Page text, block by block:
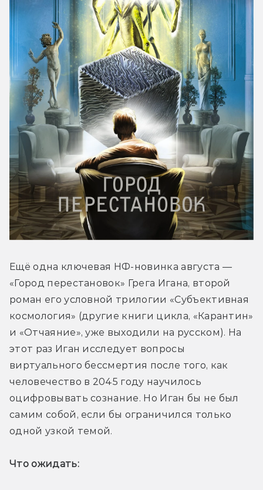
Ещё одна ключевая НФ-новинка августа —
«Город перестановок» Грега Игана, второй
роман его условной трилогии «Субъективная
космология» (другие книги цикла, «Карантин»
и «Отчаяние», уже выходили на русском). На
этот раз Иган исследует вопросы
виртуального бессмертия после того, как
человечество в 2045 году научилось
оцифровывать сознание. Но Иган бы не был
самим собой, если бы ограничился только
одной узкой темой.
Что ожидать: